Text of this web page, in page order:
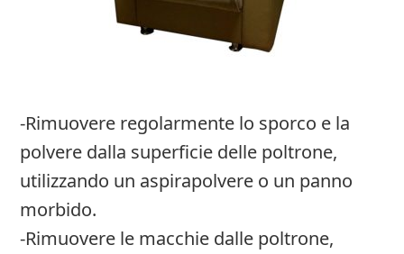
-Rimuovere regolarmente lo sporco e la
polvere dalla superficie delle poltrone,
utilizzando un aspirapolvere o un panno
morbido.
-Rimuovere le macchie dalle poltrone,